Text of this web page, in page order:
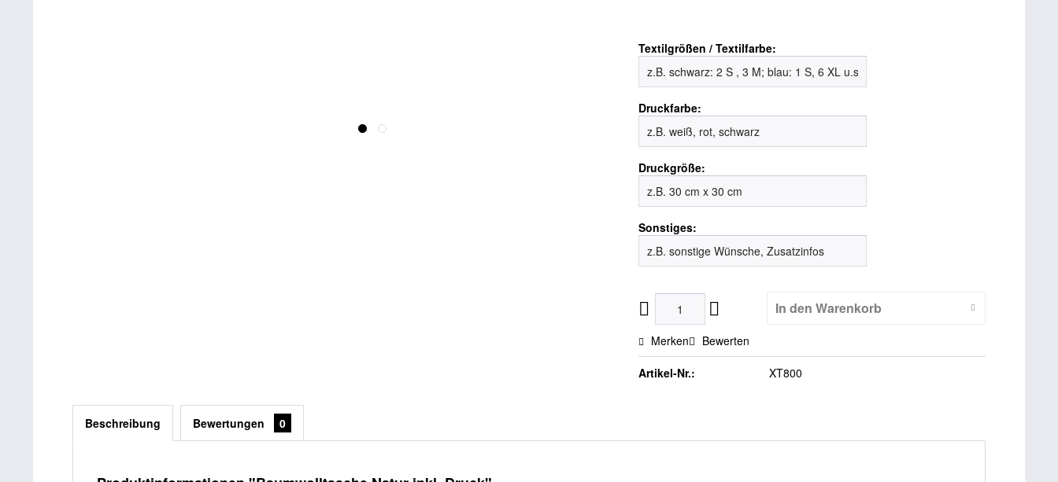
Textilgrößen / Textilfarbe:
Druckfarbe:
Druckgröße:
Sonstiges:
In den Warenkorb
Merken Bewerten
Artikel-Nr.: XT800
Beschreibung Bewertungen 0